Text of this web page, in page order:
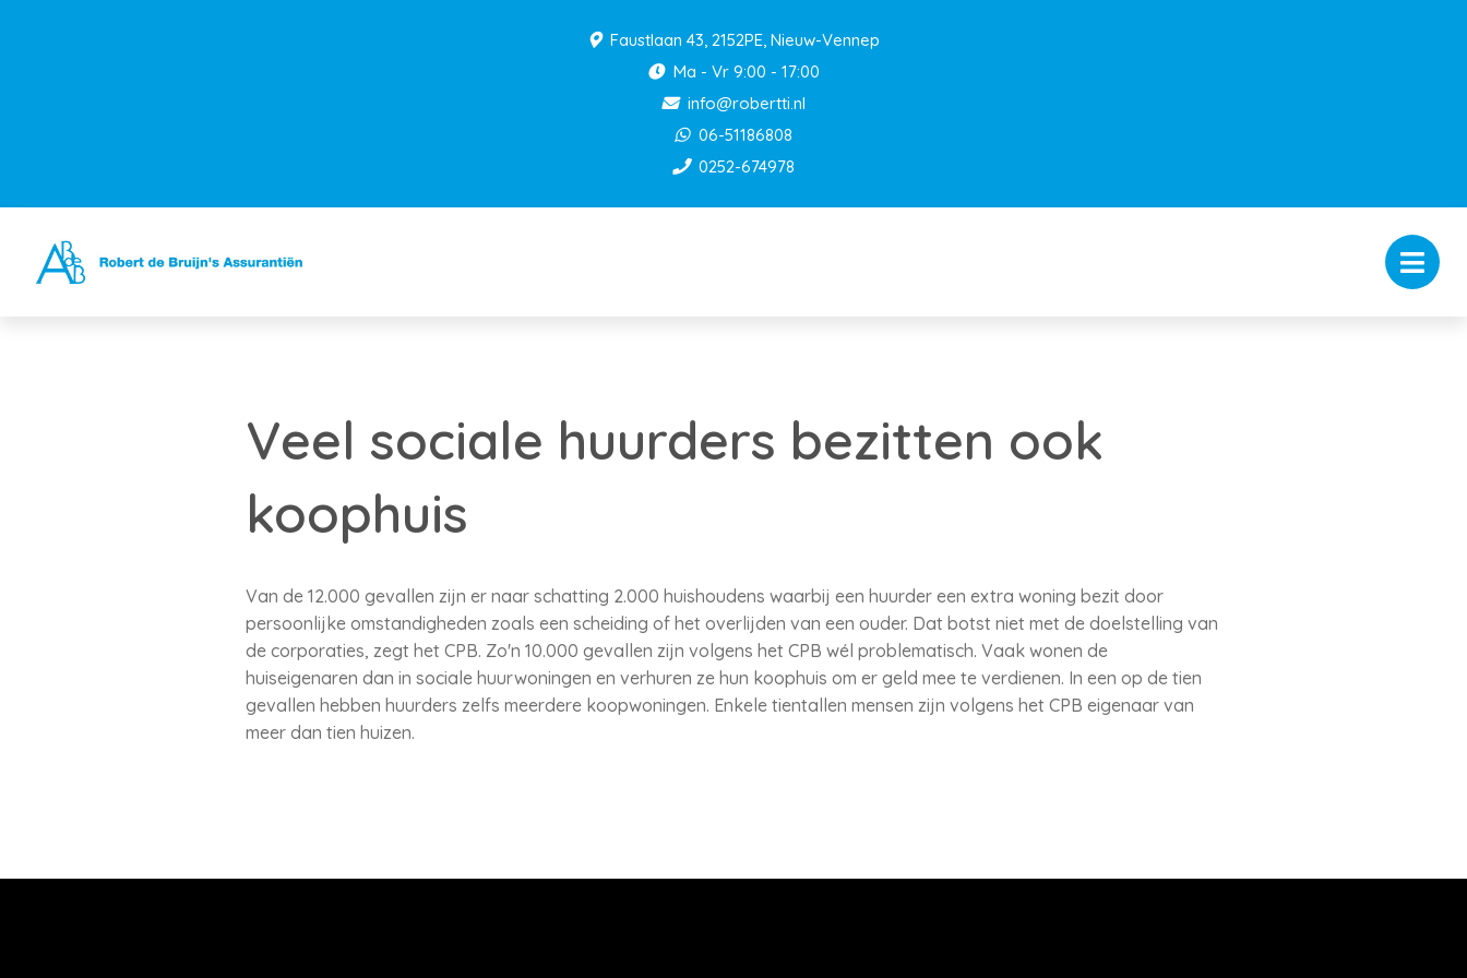
Faustlaan 43, 2152PE, Nieuw-Vennep
Ma - Vr 9:00 - 17:00
info@robertti.nl
06-51186808
0252-674978
Veel sociale huurders bezitten ook
koophuis
Van de 12.000 gevallen zijn er naar schatting 2.000 huishoudens waarbij een huurder een extra woning bezit door
persoonlijke omstandigheden zoals een scheiding of het overlijden van een ouder. Dat botst niet met de doelstelling van
de corporaties, zegt het CPB. Zo'n 10.000 gevallen zijn volgens het CPB wél problematisch. Vaak wonen de
huiseigenaren dan in sociale huurwoningen en verhuren ze hun koophuis om er geld mee te verdienen. In een op de tien
gevallen hebben huurders zelfs meerdere koopwoningen. Enkele tientallen mensen zijn volgens het CPB eigenaar van
meer dan tien huizen.